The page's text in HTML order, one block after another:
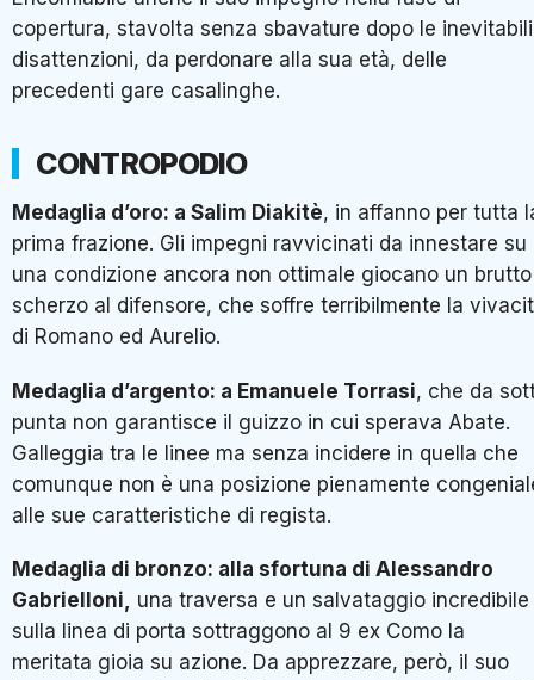
copertura, stavolta senza sbavature dopo le inevitabili
disattenzioni, da perdonare alla sua età, delle
precedenti gare casalinghe.
CONTROPODIO
Medaglia d’oro: a Salim Diakitè, in affanno per tutta
prima frazione. Gli impegni ravvicinati da innestare su
una condizione ancora non ottimale giocano un brutto
scherzo al difensore, che soffre terribilmente la
di Romano ed Aurelio.
Medaglia d’argento: a Emanuele Torrasi, che da
punta non garantisce il guizzo in cui sperava Abate.
Galleggia tra le linee ma senza incidere in quella che
comunque non è una posizione pienamente
alle sue caratteristiche di regista.
Medaglia di bronzo: alla sfortuna di Alessandro
Gabrielloni, una traversa e un salvataggio incredibile
sulla linea di porta sottraggono al 9 ex Como la
meritata gioia su azione. Da apprezzare, però, il suo